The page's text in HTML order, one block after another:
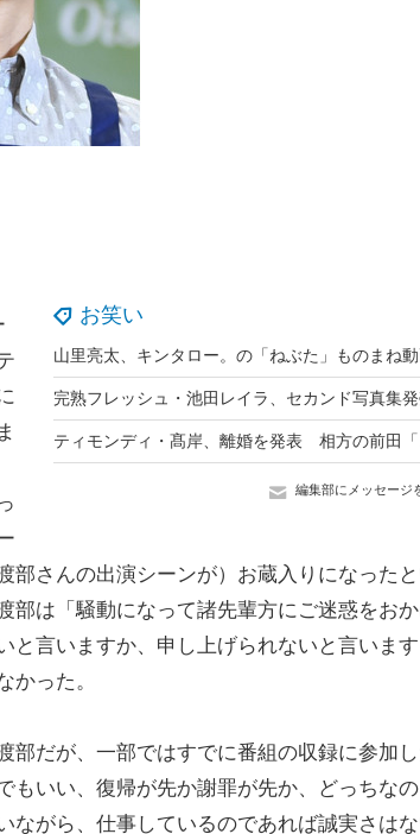
お笑い
編集部にメッセージ
部さんの出演シーンが）お蔵入りになった
部は「騒動になって諸先輩方にご迷惑をお
と言いますか、申し上げられないと言います
かった。
だが、一部ではすでに番組の収録に参加
もいい、復帰が先か謝罪が先か、どっちなの
ながら、仕事しているのであれば誠実さは